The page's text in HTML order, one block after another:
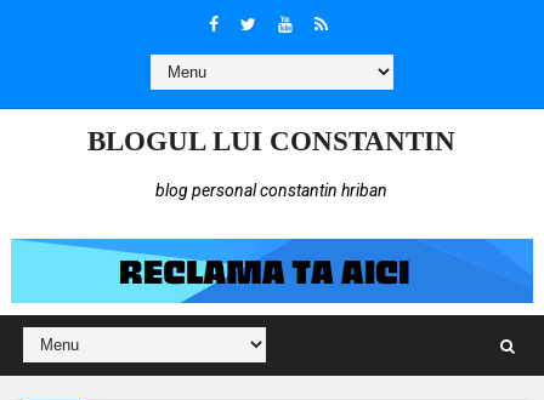
BLOGUL LUI CONSTANTIN
blog personal constantin hriban